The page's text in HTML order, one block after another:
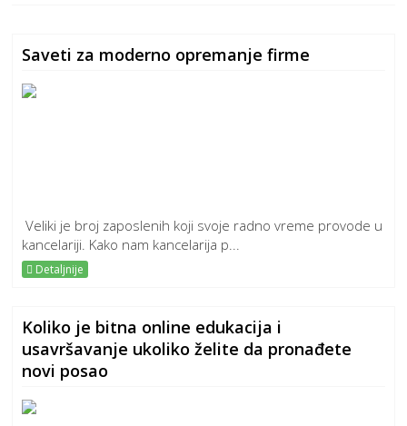
Saveti za moderno opremanje firme
Veliki je broj zaposlenih koji svoje radno vreme provode u
kancelariji. Kako nam kancelarija p...
Detaljnije
Koliko je bitna online edukacija i
usavršavanje ukoliko želite da pronađete
novi posao